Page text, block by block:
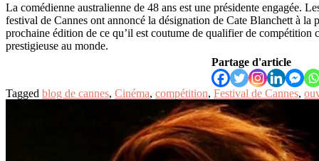
La comédienne australienne de 48 ans est une présidente engagée.
festival de Cannes ont annoncé la désignation de Cate Blanchett à la
prochaine édition de ce qu’il est coutume de qualifier de compétition
prestigieuse au monde.
Partage d'article
Tagged blog de cannes, Cinéma, compétition, Festival de Cannes,